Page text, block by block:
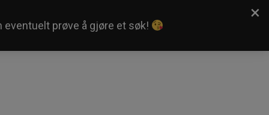
×
prøve å gjøre et søk!